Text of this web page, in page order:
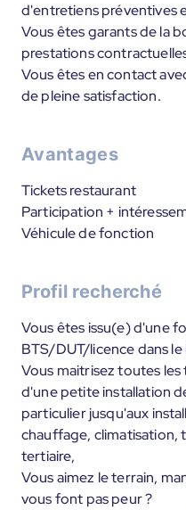
d'entretiens préventives
Vous êtes garants de la
prestations
Vous êtes en contact
de pleine satisfaction.
Avantages
Tickets restaurant
Participation +
Véhicule de fonction
Profil recherché
Vous êtes issu(e) d'une
BTS/DUT/licence dans
Vous maitrisez toutes
d'une petite installation
particulier jusqu'aux
chauffage,
tertiaire,
Vous aimez le terrain,
vous font pas peur ?